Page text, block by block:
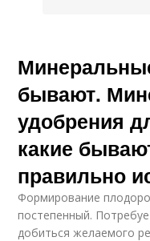
Минеральное
удобрение
бывают.
удобрения
какие
правильно
Формирование
постепенный.
добиться желаемого